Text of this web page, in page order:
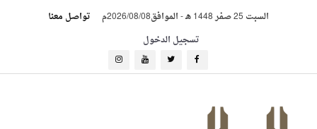
السبت 25 صفر 1448 هـ -الموافق2026/08/08م
تواصل معنا
تسجيل الدخول